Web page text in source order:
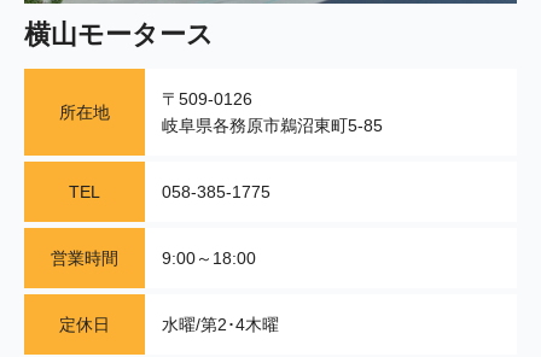
横山モータース
所在地
〒509-0126
岐阜県各務原市鵜沼東町5-85
TEL 058-385-1775
営業時間 9:00～18:00
定休日 水曜/第2･4木曜